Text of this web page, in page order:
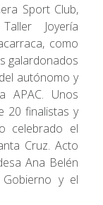
Sport Club,
Joyería
como
galardonados
autónomo y
APAC. Unos
20 finalistas y
celebrado el
Cruz. Acto
Ana Belén
Gobierno y el